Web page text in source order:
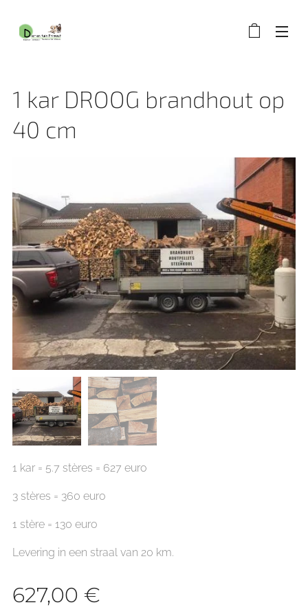
1 kar DROOG brandhout op
40 cm
1 kar = 5.7 stères = 627 euro
3 stères = 360 euro
1 stère = 130 euro
Levering in een straal van 20 km.
627,00 €